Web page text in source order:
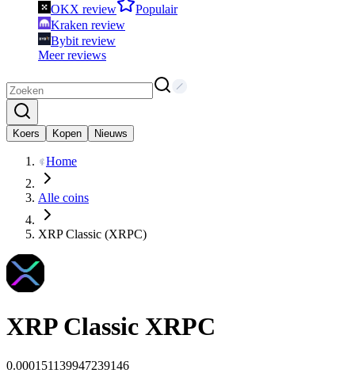
OKX review
Populair
Kraken review
Bybit review
Meer reviews
Koers Kopen Nieuws
Home
Alle coins
XRP Classic (XRPC)
XRP Classic XRPC
0.000151139947239146